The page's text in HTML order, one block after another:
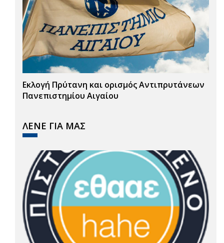
Εκλογή Πρύτανη και ορισμός Αντιπρυτάνεων
Πανεπιστημίου Αιγαίου
ΛΕΝΕ ΓΙΑ ΜΑΣ